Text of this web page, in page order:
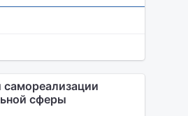
самореализации
сферы